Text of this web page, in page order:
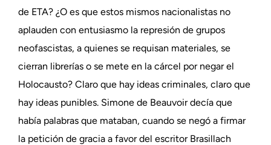
de ETA? ¿O es que estos mismos nacionalistas no
aplauden con entusiasmo la represión de grupos
neofascistas, a quienes se requisan materiales, se
cierran librerías o se mete en la cárcel por negar el
Holocausto? Claro que hay ideas criminales, claro que
hay ideas punibles. Simone de Beauvoir decía que
había palabras que mataban, cuando se negó a firmar
la petición de gracia a favor del escritor Brasillach